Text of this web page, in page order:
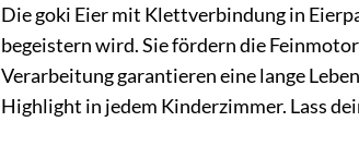
Die goki Eier mit Klettverbindung in
begeistern wird. Sie fördern die
Verarbeitung garantieren eine lange
Highlight in jedem Kinderzimmer. Lass